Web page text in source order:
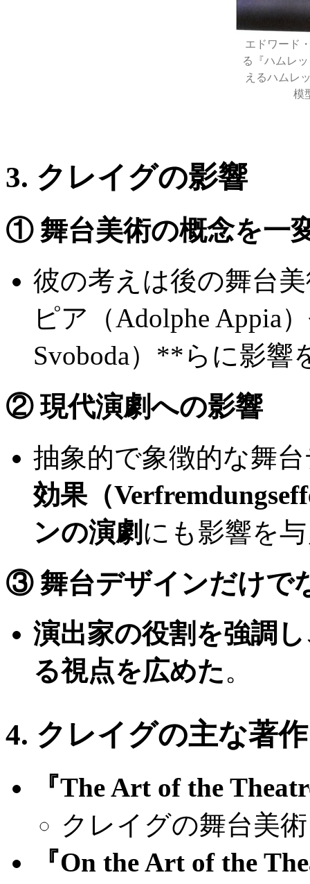
エドワード
る『ハムレ
えるハムレ
模
3. クレイグの影響
① 舞台美術の概念を一
彼の考えは後の舞台
ピア（Adolphe Appia）
Svoboda）**らに影響
② 現代演劇への影響
抽象的で象徴的な舞
効果（
ンの演劇 にも影響を
③ 舞台デザインだけで
演出家の役割を強調
る視点を広めた。
4. クレイグの主な著作
『The Art of the
クレイグの舞台美
『On the Art of the